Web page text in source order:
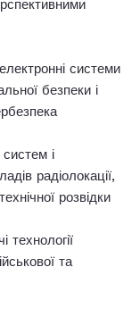
системи
безпеки і
систем і
радіолокації,
розвідки
технології
та